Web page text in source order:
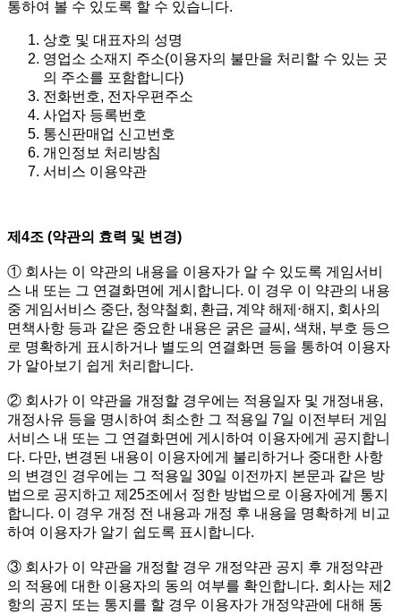
통하여 볼 수 있도록 할 수 있습니다.
상호 및 대표자의 성명
영업소 소재지 주소(이용자의 불만을 처리할 수 있는 곳
의 주소를 포함합니다)
전화번호, 전자우편주소
사업자 등록번호
통신판매업 신고번호
개인정보 처리방침
서비스 이용약관
제4조 (약관의 효력 및 변경)
① 회사는 이 약관의 내용을 이용자가 알 수 있도록 게임서비
스 내 또는 그 연결화면에 게시합니다. 이 경우 이 약관의 내용
중 게임서비스 중단, 청약철회, 환급, 계약 해제⋅해지, 회사의
면책사항 등과 같은 중요한 내용은 굵은 글씨, 색채, 부호 등으
로 명확하게 표시하거나 별도의 연결화면 등을 통하여 이용자
가 알아보기 쉽게 처리합니다.
② 회사가 이 약관을 개정할 경우에는 적용일자 및 개정내용,
개정사유 등을 명시하여 최소한 그 적용일 7일 이전부터 게임
서비스 내 또는 그 연결화면에 게시하여 이용자에게 공지합니
다. 다만, 변경된 내용이 이용자에게 불리하거나 중대한 사항
의 변경인 경우에는 그 적용일 30일 이전까지 본문과 같은 방
법으로 공지하고 제25조에서 정한 방법으로 이용자에게 통지
합니다. 이 경우 개정 전 내용과 개정 후 내용을 명확하게 비교
하여 이용자가 알기 쉽도록 표시합니다.
③ 회사가 이 약관을 개정할 경우 개정약관 공지 후 개정약관
의 적용에 대한 이용자의 동의 여부를 확인합니다. 회사는 제2
항의 공지 또는 통지를 할 경우 이용자가 개정약관에 대해 동